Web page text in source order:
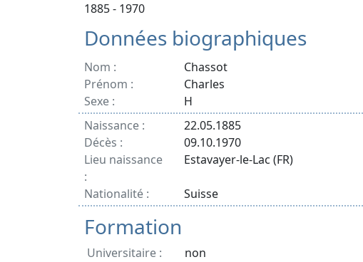
1885 - 1970
Données biographiques
Nom :
Chassot
Prénom :
Charles
Sexe :
H
Naissance :
22.05.1885
Décès :
09.10.1970
Lieu naissance
:
Estavayer-le-Lac (FR)
Nationalité : Suisse
Formation
Universitaire :
non